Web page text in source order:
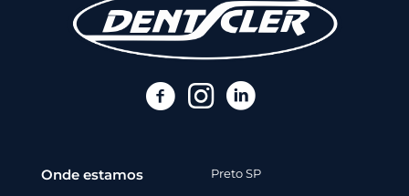
Onde estamos Preto SP